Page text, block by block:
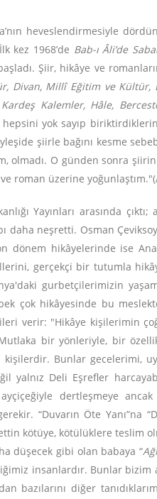
heveslendirmesiyle
kez 1968’de Bab-ı Âli’de
Şiir, hikâye ve
Divan, Millî Eğitim ve Kültür,
Kalemler, Hâle,
hepsini yok sayıp
şiirle bağını kesme
O günden sonra şiirin
roman üzerine
Yayınları arasında çıktı;
daha neşretti. Osman
dönem hikâyelerinde ise
gerçekçi bir tutumla
gurbetçilerimizin
çok hikâyesinde bu
verir: "Hikâye kişilerimin
bir yönleriyle, bir
Bunlar gecelerimi,
yalnız Deli Eşrefler
dertleşmeye
“Duvarın Öte Yanı”na
kötüye, kötülüklere teslim
düşecek gibi olan babaya “
insanlardır. Bunlar
diğer